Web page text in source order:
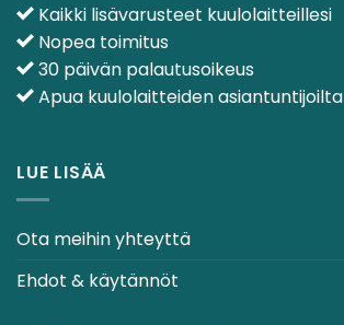
Kaikki lisävarusteet kuulolaitteillesi
Nopea toimitus
30 päivän palautusoikeus
Apua kuulolaitteiden asiantuntijoilta
LUE LISÄÄ
Ota meihin yhteyttä
Ehdot & käytännöt